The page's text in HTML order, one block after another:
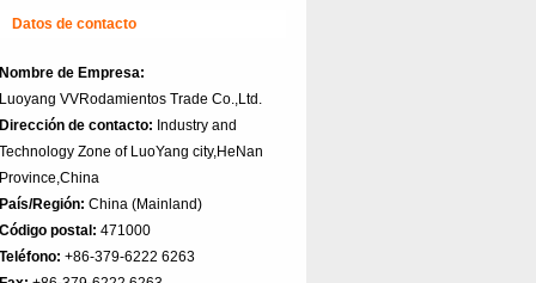
Datos de contacto
Nombre de Empresa:
Luoyang VVRodamientos Trade Co.,Ltd.
Dirección de contacto: Industry and
Technology Zone of LuoYang city,HeNan
Province,China
País/Región: China (Mainland)‎
Código postal: 471000
Teléfono: +86-379-6222 6263